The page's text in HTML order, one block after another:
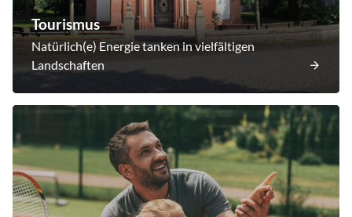
Tourismus
Natürlich(e) Energie tanken in vielfältigen
Landschaften